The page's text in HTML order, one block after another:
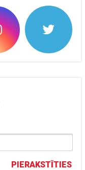
PIERAKSTĪTIES